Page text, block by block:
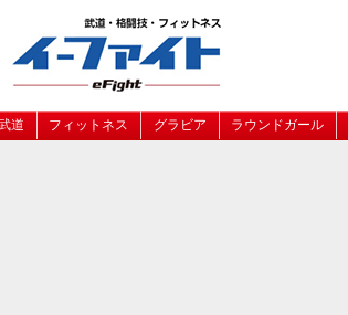
道 フィットネス グラビア ラウンドガール